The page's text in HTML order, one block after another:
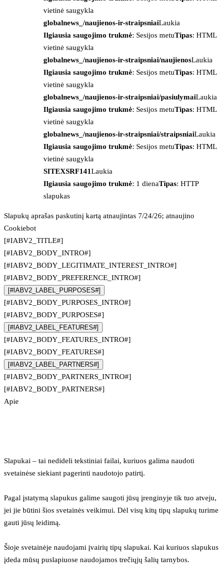
vietinė saugykla
globalnews_/naujienos-ir-straipsniaiLaukia
Ilgiausia saugojimo trukmė: Sesijos metuTipas: HTML
vietinė saugykla
globalnews_/naujienos-ir-straipsniai/naujienosLaukia
Ilgiausia saugojimo trukmė: Sesijos metuTipas: HTML
vietinė saugykla
globalnews_/naujienos-ir-straipsniai/pasiulymaiLaukia
Ilgiausia saugojimo trukmė: Sesijos metuTipas: HTML
vietinė saugykla
globalnews_/naujienos-ir-straipsniai/straipsniaiLaukia
Ilgiausia saugojimo trukmė: Sesijos metuTipas: HTML
vietinė saugykla
SITEXSRF141Laukia
Ilgiausia saugojimo trukmė: 1 dienaTipas: HTTP
slapukas
Slapukų aprašas paskutinį kartą atnaujintas 7/24/26; atnaujino
Cookiebot
[#IABV2_TITLE#]
[#IABV2_BODY_INTRO#]
[#IABV2_BODY_LEGITIMATE_INTEREST_INTRO#]
[#IABV2_BODY_PREFERENCE_INTRO#]
[#IABV2_LABEL_PURPOSES#]
[#IABV2_BODY_PURPOSES_INTRO#]
[#IABV2_BODY_PURPOSES#]
[#IABV2_LABEL_FEATURES#]
[#IABV2_BODY_FEATURES_INTRO#]
[#IABV2_BODY_FEATURES#]
[#IABV2_LABEL_PARTNERS#]
[#IABV2_BODY_PARTNERS_INTRO#]
[#IABV2_BODY_PARTNERS#]
Apie
Slapukai – tai nedideli tekstiniai failai, kuriuos galima naudoti
svetainėse siekiant pagerinti naudotojo patirtį.
Pagal įstatymą slapukus galime saugoti jūsų įrenginyje tik tuo atveju,
jei jie būtini šios svetainės veikimui. Dėl visų kitų tipų slapukų turime
gauti jūsų leidimą.
Šioje svetainėje naudojami įvairių tipų slapukai. Kai kuriuos slapukus
įdeda mūsų puslapiuose naudojamos trečiųjų šalių tarnybos.